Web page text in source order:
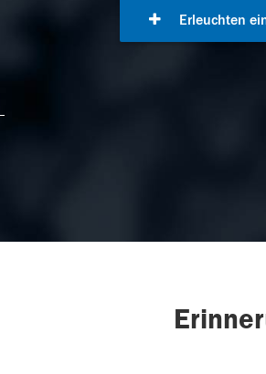
Erleuchten